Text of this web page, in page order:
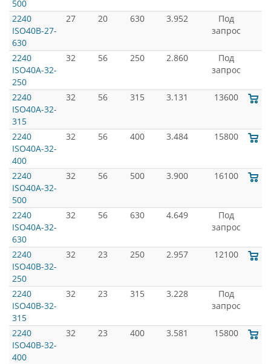
500
2240
ISO40B-27-
630
27 20 630 3.952
Под
запрос
2240
ISO40A-32-
250
32 56 250 2.860
Под
запрос
2240
ISO40A-32-
315
32 56 315 3.131 13600
2240
ISO40A-32-
400
32 56 400 3.484 15800
2240
ISO40A-32-
500
32 56 500 3.900 16100
2240
ISO40A-32-
630
32 56 630 4.649
Под
запрос
2240
ISO40B-32-
250
32 23 250 2.957 12100
2240
ISO40B-32-
315
32 23 315 3.228
Под
запрос
2240
ISO40B-32-
400
32 23 400 3.581 15800